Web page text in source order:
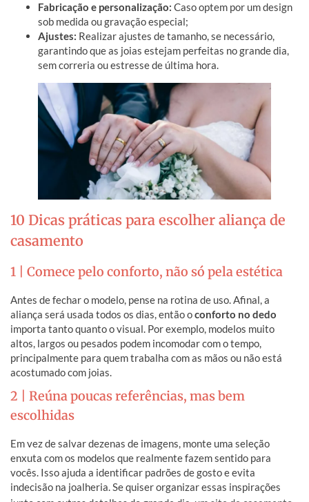
Fabricação e personalização: Caso optem por um design
sob medida ou gravação especial;
Ajustes: Realizar ajustes de tamanho, se necessário,
garantindo que as joias estejam perfeitas no grande dia,
sem correria ou estresse de última hora.
10 Dicas práticas para escolher aliança de
casamento
1 | Comece pelo conforto, não só pela estética
Antes de fechar o modelo, pense na rotina de uso. Afinal, a
aliança será usada todos os dias, então oconforto no dedo
importa tanto quanto o visual. Por exemplo, modelos muito
altos, largos ou pesados podem incomodar com o tempo,
principalmente para quem trabalha com as mãos ou não está
acostumado com joias.
2 | Reúna poucas referências, mas bem
escolhidas
Em vez de salvar dezenas de imagens, monte uma seleção
enxuta com os modelos que realmente fazem sentido para
vocês. Isso ajuda a identificar padrões de gosto e evita
indecisão na joalheria. Se quiser organizar essas inspirações